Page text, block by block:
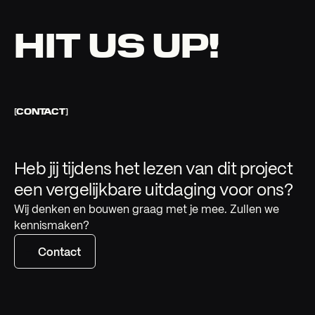
HIT US UP!
[CONTACT]
Heb jij tijdens het lezen van dit project
een vergelijkbare uitdaging voor ons?
Wij denken en bouwen graag met je mee. Zullen we
kennismaken?
Contact